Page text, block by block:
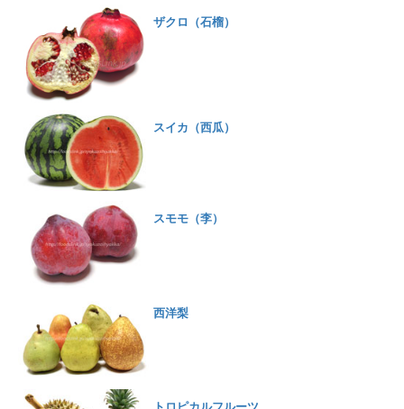
ザクロ（石榴）
スイカ（西瓜）
スモモ（李）
西洋梨